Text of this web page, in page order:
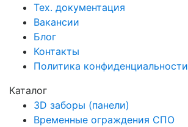
Тех. документация
Вакансии
Блог
Контакты
Политика конфиденциальности
Каталог
3D заборы (панели)
Временные ограждения СПО